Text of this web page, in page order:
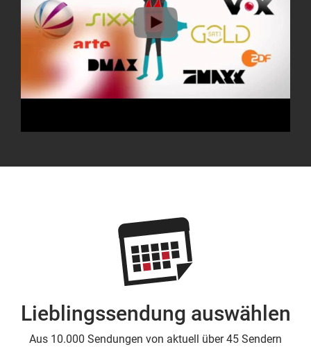
Lieblingssendung auswählen
Aus 10.000 Sendungen von aktuell über 45 Sendern